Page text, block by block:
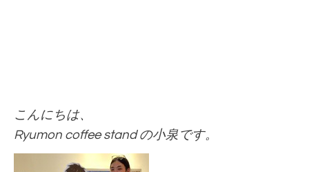
こんにちは、
Ryumon coffee stand の小泉です。